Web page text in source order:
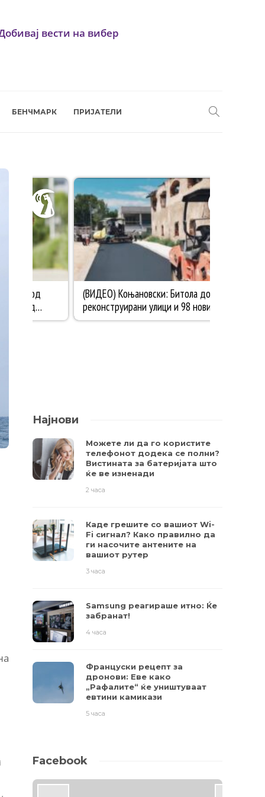
вести на вибер
БЕНЧМАРК ПРИЈАТЕЛИ
Најнови
Можете ли да го користите
телефонот додека се полни?
Вистината за батеријата што
ќе ве изненади
2 часа
Каде грешите со вашиот Wi-
Fi сигнал? Како правилно да
ги насочите антените на
вашиот рутер
3 часа
Samsung реагираше итно: Ќе
забранат!
4 часа
Француски рецепт за
дронови: Еве како
„Рафалите“ ќе уништуваат
евтини камикази
5 часа
Facebook